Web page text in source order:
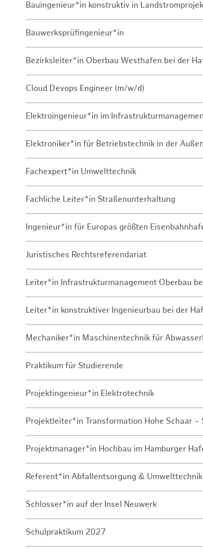
Bauingenieur*in konstruktiv in
Bauwerksprüfingenieur*in
Bezirksleiter*in Oberbau Westhafen bei der
Cloud Devops Engineer (m/w/d)
Elektroingenieur*in im
Elektroniker*in für Betriebstechnik in der
Fachexpert*in Umwelttechnik
Fachliche Leiter*in Straßenunterhaltung
Ingenieur*in für Europas größten
Juristisches Rechtsreferendariat
Leiter*in Infrastrukturmanagement Oberbau
Leiter*in konstruktiver Ingenieurbau bei der
Mechaniker*in Maschinentechnik für
Praktikum für Studierende
Projektingenieur*in Elektrotechnik
Projektleiter*in Transformation Hohe Schaar
Projektmanager*in Hochbau im Hamburger
Referent*in Abfallentsorgung & Umwelttechnik
Schlosser*in auf der Insel Neuwerk
Schulpraktikum 2027